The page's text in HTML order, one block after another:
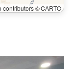
contributors © CARTO